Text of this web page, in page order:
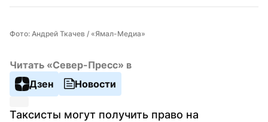
Фото: Андрей Ткачев / «Ямал-Медиа»
Читать «Север-Пресс» в
Дзен
Новости
Таксисты могут получить право на